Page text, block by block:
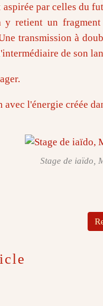
aspirée par celles du
y retient un
transmission à
de son
l'énergie créée
Stage de iaïdo,